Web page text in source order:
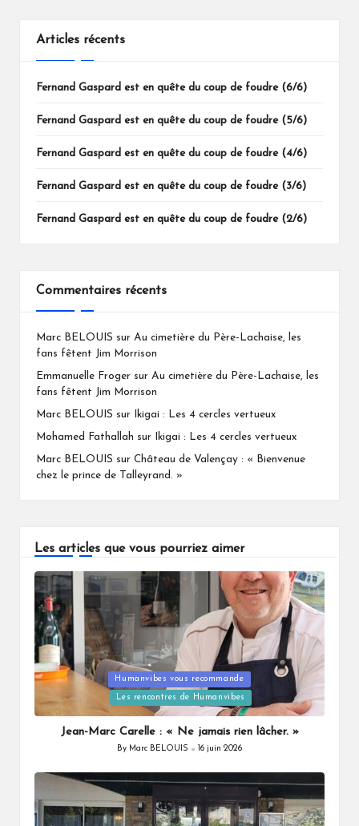
Articles récents
Fernand Gaspard est en quête du coup de foudre (6/6)
Fernand Gaspard est en quête du coup de foudre (5/6)
Fernand Gaspard est en quête du coup de foudre (4/6)
Fernand Gaspard est en quête du coup de foudre (3/6)
Fernand Gaspard est en quête du coup de foudre (2/6)
Commentaires récents
Marc BELOUIS sur Au cimetière du Père-Lachaise, les
fans fêtent Jim Morrison
Emmanuelle Froger sur Au cimetière du Père-Lachaise, les
fans fêtent Jim Morrison
Marc BELOUIS sur Ikigai : Les 4 cercles vertueux
Mohamed Fathallah sur Ikigai : Les 4 cercles vertueux
Marc BELOUIS sur Château de Valençay : « Bienvenue
chez le prince de Talleyrand. »
Les articles que vous pourriez aimer
Posted
in
Humanvibes vous recommande
Les rencontres de Humanvibes
Jean-Marc Carelle : « Ne jamais rien lâcher. »
Posted
By Marc BELOUIS 16 juin 2026